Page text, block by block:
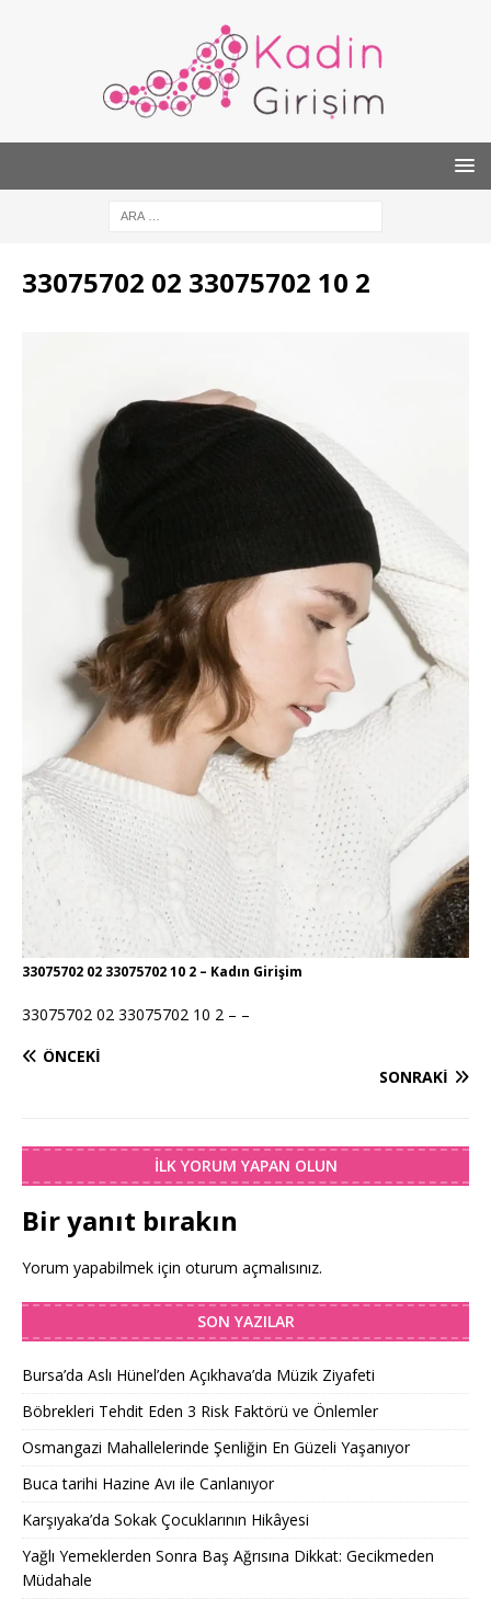
33075702 02 33075702 10 2
33075702 02 33075702 10 2 – Kadın Girişim
33075702 02 33075702 10 2 – –
ÖNCEKI
SONRAKI
İLK YORUM YAPAN OLUN
Bir yanıt bırakın
Yorum yapabilmek için oturum açmalısınız.
SON YAZILAR
Bursa’da Aslı Hünel’den Açıkhava’da Müzik Ziyafeti
Böbrekleri Tehdit Eden 3 Risk Faktörü ve Önlemler
Osmangazi Mahallelerinde Şenliğin En Güzeli Yaşanıyor
Buca tarihi Hazine Avı ile Canlanıyor
Karşıyaka’da Sokak Çocuklarının Hikâyesi
Yağlı Yemeklerden Sonra Baş Ağrısına Dikkat: Gecikmeden
Müdahale